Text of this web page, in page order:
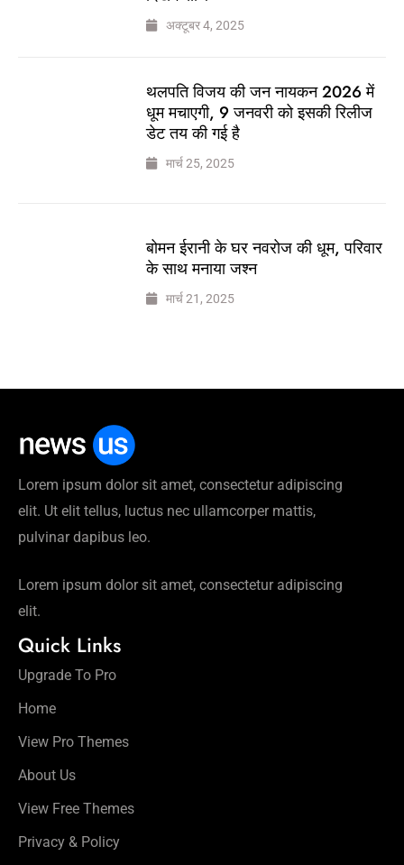
अक्टूबर 4, 2025
थलपति विजय की जन नायकन 2026 में
धूम मचाएगी, 9 जनवरी को इसकी रिलीज
डेट तय की गई है
मार्च 25, 2025
बोमन ईरानी के घर नवरोज की धूम, परिवार
के साथ मनाया जश्न
मार्च 21, 2025
Lorem ipsum dolor sit amet, consectetur adipiscing
elit. Ut elit tellus, luctus nec ullamcorper mattis,
pulvinar dapibus leo.
Lorem ipsum dolor sit amet, consectetur adipiscing
elit.
Quick Links
Upgrade To Pro
Home
View Pro Themes
About Us
View Free Themes
Privacy & Policy